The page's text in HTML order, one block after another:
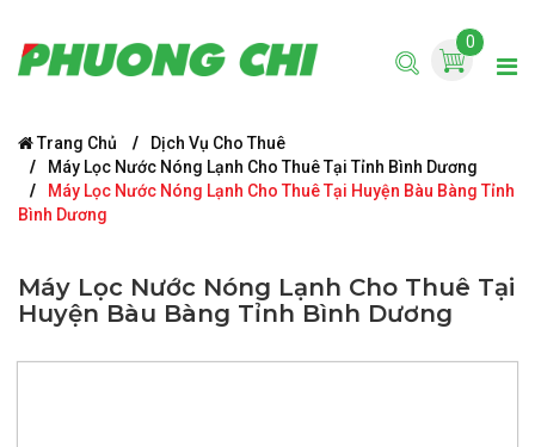
0
Trang Chủ
Dịch Vụ Cho Thuê
Máy Lọc Nước Nóng Lạnh Cho Thuê Tại Tỉnh Bình Dương
Máy Lọc Nước Nóng Lạnh Cho Thuê Tại Huyện Bàu Bàng Tỉnh
Bình Dương
Máy Lọc Nước Nóng Lạnh Cho Thuê Tại
Huyện Bàu Bàng Tỉnh Bình Dương